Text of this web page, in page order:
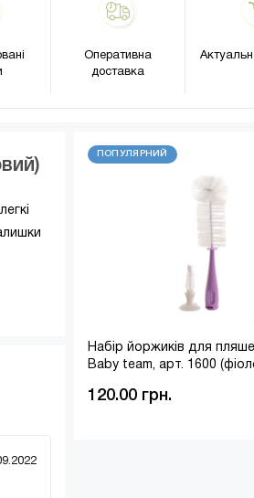
Оперативна
доставка
ПОПУЛЯРНИЙ
Набір йоржиків для
Baby team, арт. 1600
120.00 грн.